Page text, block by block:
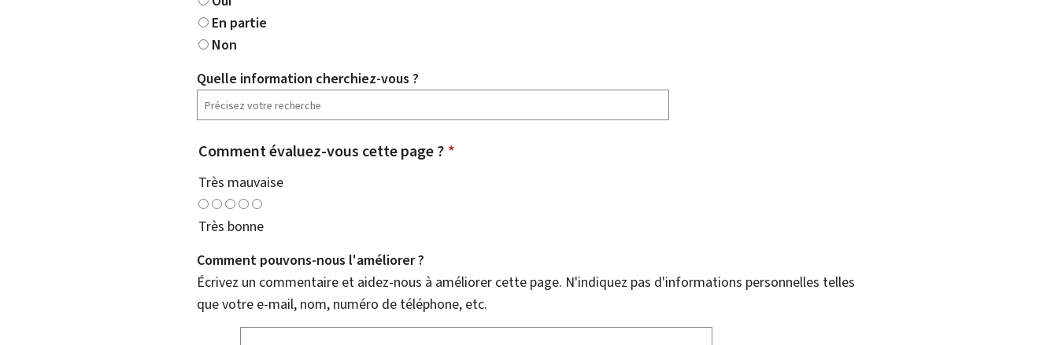
En partie
Non
Quelle information cherchiez-vous ?
Comment évaluez-vous cette page ? *
Très mauvaise
Très bonne
Comment pouvons-nous l'améliorer ?
Écrivez un commentaire et aidez-nous à améliorer cette page. N'indiquez pas d'informations personnelles telles
que votre e-mail, nom, numéro de téléphone, etc.